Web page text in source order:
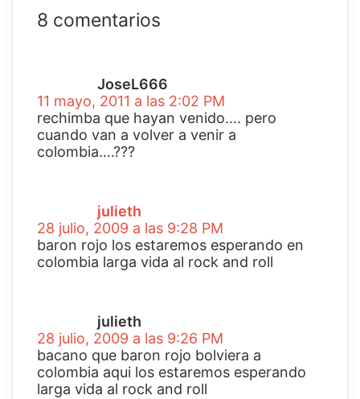
b
o
r
r
e
e
c
t
r
c
o
8 comentarios
JoseL666e
:
11 mayo, 2011 a las 2:02 PM
rechimba que hayan venido…. pero
cuando van a volver a venir a
colombia….???
julieth e
28 julio, 2009 a las 9:28 PM
baron rojo los estaremos esperando en
colombia larga vida al rock and roll
julieth e
28 julio, 2009 a las 9:26 PM
bacano que baron rojo bolviera a
colombia aqui los estaremos esperando
larga vida al rock and roll